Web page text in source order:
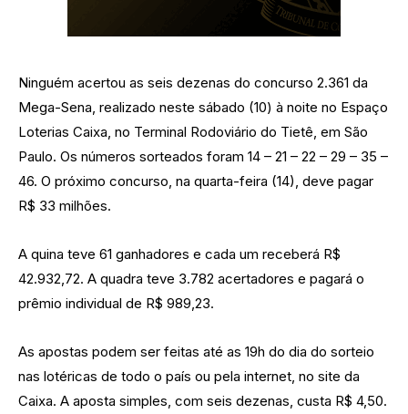
Ninguém acertou as seis dezenas do concurso 2.361 da
Mega-Sena, realizado neste sábado (10) à noite no Espaço
Loterias Caixa, no Terminal Rodoviário do Tietê, em São
Paulo. Os números sorteados foram 14 – 21 – 22 – 29 – 35 –
46. O próximo concurso, na quarta-feira (14), deve pagar
R$ 33 milhões.
A quina teve 61 ganhadores e cada um receberá R$
42.932,72. A quadra teve 3.782 acertadores e pagará o
prêmio individual de R$ 989,23.
As apostas podem ser feitas até as 19h do dia do sorteio
nas lotéricas de todo o país ou pela internet, no site da
Caixa. A aposta simples, com seis dezenas, custa R$ 4,50.